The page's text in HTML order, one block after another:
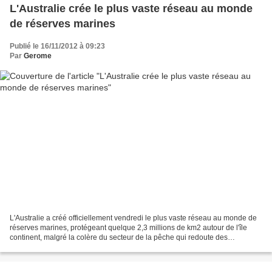
L'Australie crée le plus vaste réseau au monde
de réserves marines
Publié le 16/11/2012 à 09:23
Par Gerome
L'Australie a créé officiellement vendredi le plus vaste réseau au monde de
réserves marines, protégeant quelque 2,3 millions de km2 autour de l'île
continent, malgré la colère du secteur de la pêche qui redoute des